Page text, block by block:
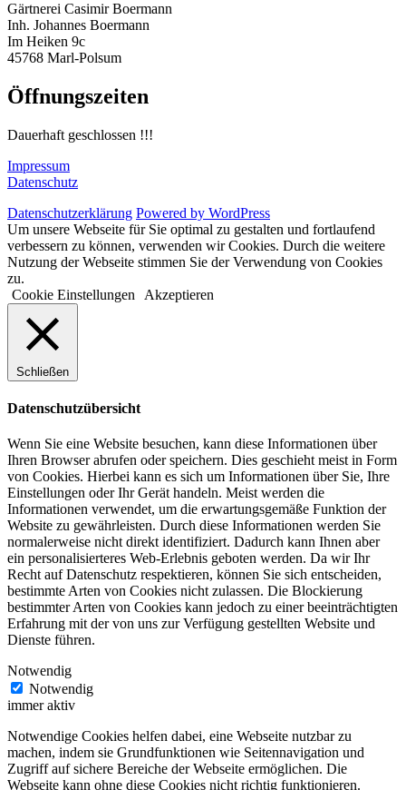
Gärtnerei Casimir Boermann
Inh. Johannes Boermann
Im Heiken 9c
45768 Marl-Polsum
Öffnungszeiten
Dauerhaft geschlossen !!!
Impressum
Datenschutz
Datenschutzerklärung Powered by WordPress
Um unsere Webseite für Sie optimal zu gestalten und fortlaufend
verbessern zu können, verwenden wir Cookies. Durch die weitere
Nutzung der Webseite stimmen Sie der Verwendung von Cookies
zu.
Cookie Einstellungen
Akzeptieren
Schließen
Datenschutzübersicht
Wenn Sie eine Website besuchen, kann diese Informationen über
Ihren Browser abrufen oder speichern. Dies geschieht meist in Form
von Cookies. Hierbei kann es sich um Informationen über Sie, Ihre
Einstellungen oder Ihr Gerät handeln. Meist werden die
Informationen verwendet, um die erwartungsgemäße Funktion der
Website zu gewährleisten. Durch diese Informationen werden Sie
normalerweise nicht direkt identifiziert. Dadurch kann Ihnen aber
ein personalisierteres Web-Erlebnis geboten werden. Da wir Ihr
Recht auf Datenschutz respektieren, können Sie sich entscheiden,
bestimmte Arten von Cookies nicht zulassen. Die Blockierung
bestimmter Arten von Cookies kann jedoch zu einer beeinträchtigten
Erfahrung mit der von uns zur Verfügung gestellten Website und
Dienste führen.
Notwendig
Notwendig
immer aktiv
Notwendige Cookies helfen dabei, eine Webseite nutzbar zu
machen, indem sie Grundfunktionen wie Seitennavigation und
Zugriff auf sichere Bereiche der Webseite ermöglichen. Die
Webseite kann ohne diese Cookies nicht richtig funktionieren.